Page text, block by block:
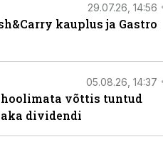
29.07.26, 14:56
kauplus ja Gastro
05.08.26, 14:37
võttis tuntud
dividendi